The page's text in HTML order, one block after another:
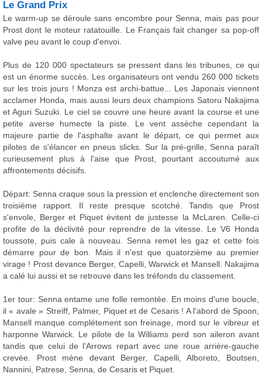
Le Grand Prix
Le warm-up se déroule sans encombre pour Senna, mais pas pour
Prost dont le moteur ratatouille. Le Français fait changer sa pop-off
valve peu avant le coup d'envoi.
Plus de 120 000 spectateurs se pressent dans les tribunes, ce qui
est un énorme succès. Les organisateurs ont vendu 260 000 tickets
sur les trois jours ! Monza est archi-battue... Les Japonais viennent
acclamer Honda, mais aussi leurs deux champions Satoru Nakajima
et Aguri Suzuki. Le ciel se couvre une heure avant la course et une
petite averse humecte la piste. Le vent assèche cependant la
majeure partie de l'asphalte avant le départ, ce qui permet aux
pilotes de s'élancer en pneus slicks. Sur la pré-grille, Senna paraît
curieusement plus à l'aise que Prost, pourtant accoutumé aux
affrontements décisifs.
Départ: Senna craque sous la pression et enclenche directement son
troisième rapport. Il reste presque scotché. Tandis que Prost
s'envole, Berger et Piquet évitent de justesse la McLaren. Celle-ci
profite de la déclivité pour reprendre de la vitesse. Le V6 Honda
toussote, puis cale à nouveau. Senna remet les gaz et cette fois
démarre pour de bon. Mais il n'est que quatorzième au premier
virage ! Prost devance Berger, Capelli, Warwick et Mansell. Nakajima
a calé lui aussi et se retrouve dans les tréfonds du classement.
1er tour: Senna entame une folle remontée. En moins d'une boucle,
il « avale » Streiff, Palmer, Piquet et de Cesaris ! A l'abord de Spoon,
Mansell manque complétement son freinage, mord sur le vibreur et
harponne Warwick. Le pilote de la Williams perd son aileron avant
tandis que celui de l'Arrows repart avec une roue arrière-gauche
crevée. Prost mène devant Berger, Capelli, Alboreto, Boutsen,
Nannini, Patrese, Senna, de Cesaris et Piquet.